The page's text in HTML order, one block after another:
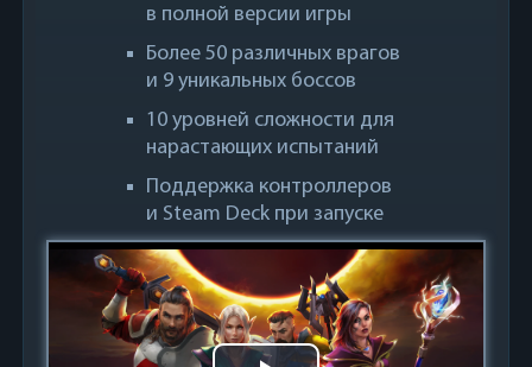
в полной версии игры
Более 50 различных врагов
и 9 уникальных боссов
10 уровней сложности для
нарастающих испытаний
Поддержка контроллеров
и Steam Deck при запуске